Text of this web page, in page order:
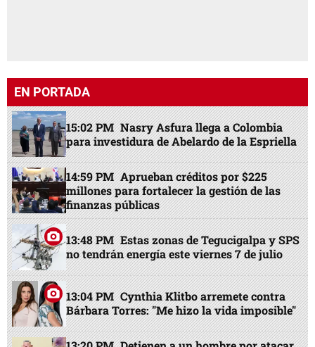
EN PORTADA
15:02 PM Nasry Asfura llega a Colombia
para investidura de Abelardo de la Espriella
14:59 PM Aprueban créditos por $225
millones para fortalecer la gestión de las
finanzas públicas
13:48 PM Estas zonas de Tegucigalpa y SPS
no tendrán energía este viernes 7 de julio
13:04 PM Cynthia Klitbo arremete contra
Bárbara Torres: "Me hizo la vida imposible"